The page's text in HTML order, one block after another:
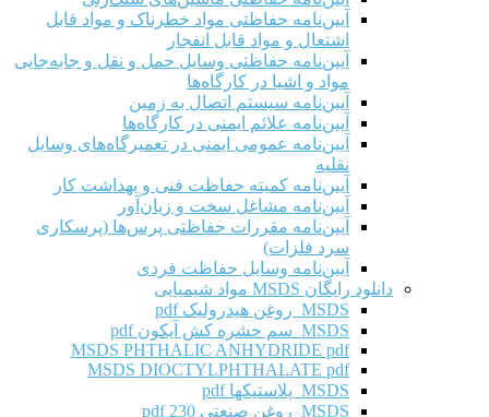
آیین‌نامه حفاظتی مواد خطرناک و مواد قابل
اشتعال و مواد قابل انفجار
آیین‌نامه حفاظتی وسایل حمل و نقل و جابه‌جایی
مواد و اشیا در کارگاه‌ها
آیین‌نامه سیستم اتصال به زمین
آیین‌نامه علائم ایمنی در کارگاه‌ها
آیین‌نامه عمومی ایمنی در تعمیرگاه‌های وسایل
نقلیه
آیین‌نامه کمیته حفاظت فنی و بهداشت کار
آیین‌نامه مشاغل سخت و زیان‌آور
آیین‌نامه مقررات حفاظتی پرس‌ها (پرسکاری
سرد فلزات)
آیین‌نامه وسایل حفاظت فردی
دانلود رایگان MSDS مواد شیمیایی
MSDS روغن هیدرولیک pdf
MSDS سم حشره کش آیکون pdf
MSDS PHTHALIC ANHYDRIDE pdf
MSDS DIOCTYLPHTHALATE pdf
MSDS پلاستیکها pdf
MSDS روغن صنعتی 230 pdf